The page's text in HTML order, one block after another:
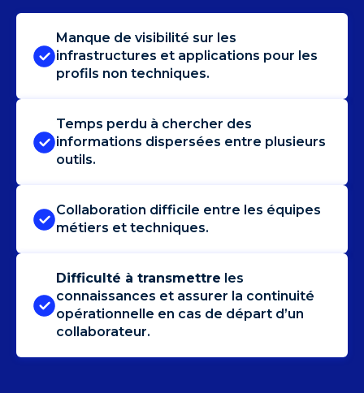
Manque de visibilité sur les
infrastructures et applications pour les
profils non techniques.
Temps perdu à chercher des
informations dispersées entre plusieurs
outils.
Collaboration difficile entre les équipes
métiers et techniques.
Difficulté à transmettre les
connaissances et assurer la continuité
opérationnelle en cas de départ d’un
collaborateur.